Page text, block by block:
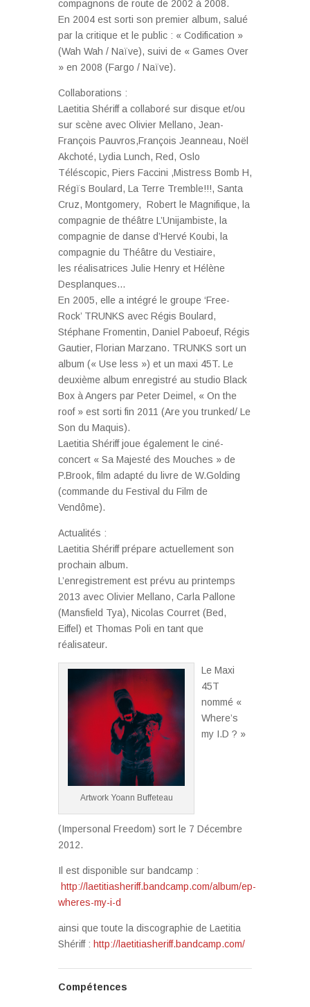
compagnons de route de 2002 à 2008.
En 2004 est sorti son premier album, salué
par la critique et le public : « Codification »
(Wah Wah / Naïve), suivi de « Games Over
» en 2008 (Fargo / Naïve).
Collaborations :
Laetitia Shériff a collaboré sur disque et/ou
sur scène avec Olivier Mellano, Jean-
François Pauvros,François Jeanneau, Noël
Akchoté, Lydia Lunch, Red, Oslo
Téléscopic, Piers Faccini ,Mistress Bomb H,
Régïs Boulard, La Terre Tremble!!!, Santa
Cruz, Montgomery, Robert le Magnifique, la
compagnie de théâtre L’Unijambiste, la
compagnie de danse d’Hervé Koubi, la
compagnie du Théâtre du Vestiaire,
les réalisatrices Julie Henry et Hélène
Desplanques…
En 2005, elle a intégré le groupe ‘Free-
Rock’ TRUNKS avec Régis Boulard,
Stéphane Fromentin, Daniel Paboeuf, Régis
Gautier, Florian Marzano. TRUNKS sort un
album (« Use less ») et un maxi 45T. Le
deuxième album enregistré au studio Black
Box à Angers par Peter Deimel, « On the
roof » est sorti fin 2011 (Are you trunked/ Le
Son du Maquis).
Laetitia Shériff joue également le ciné-
concert « Sa Majesté des Mouches » de
P.Brook, film adapté du livre de W.Golding
(commande du Festival du Film de
Vendôme).
Actualités :
Laetitia Shériff prépare actuellement son
prochain album.
L’enregistrement est prévu au printemps
2013 avec Olivier Mellano, Carla Pallone
(Mansfield Tya), Nicolas Courret (Bed,
Eiffel) et Thomas Poli en tant que
réalisateur.
Artwork Yoann Buffeteau
Le Maxi
45T
nommé «
Where’s
my I.D ? »
(Impersonal Freedom) sort le 7 Décembre
2012.
Il est disponible sur bandcamp :
http://laetitiasheriff.bandcamp.com/album/ep-
wheres-my-i-d
ainsi que toute la discographie de Laetitia
Shériff : http://laetitiasheriff.bandcamp.com/
Compétences